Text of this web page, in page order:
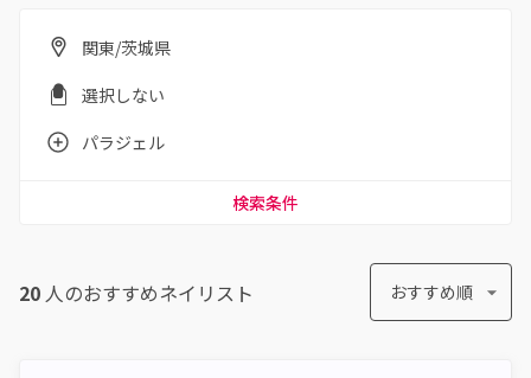
関東/茨城県
選択しない
パラジェル
検索条件
20 人のおすすめネイリスト おすすめ順